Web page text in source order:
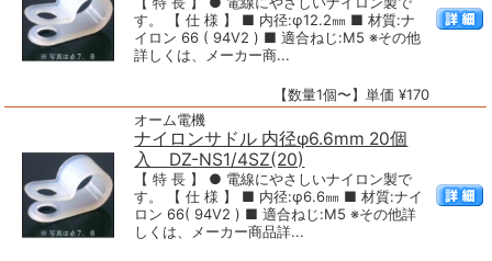
す。 【 仕 様 】 ■ 内径:φ12.2㎜ ■ 材質:ナ
イロン 66 ( 94V2 ) ■ 適合ねじ:M5 ※その他
詳しくは、メーカー商...
【数量1個〜】単価 ¥170
オーム電機
ナイロンサドル 内径φ6.6mm 20個
入 DZ-NS1/4SZ(20)
【 特 長 】 ● 電線にやさしいナイロン製で
す。 【 仕 様 】 ■ 内径:φ6.6㎜ ■ 材質:ナイ
ロン 66( 94V2 ) ■ 適合ねじ:M5 ※その他詳
しくは、メーカー商品詳...